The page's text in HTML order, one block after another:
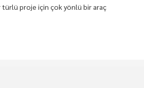
türlü proje için çok yönlü bir araç